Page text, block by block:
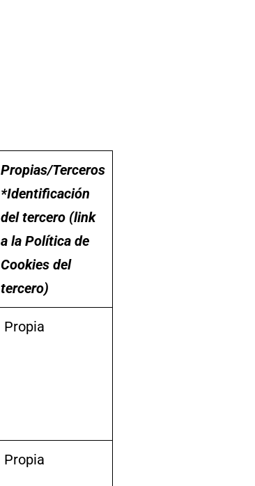
Propias/Terceros
*Identificación
del tercero (link
a la Política de
Cookies del
tercero)
Propia
Propia